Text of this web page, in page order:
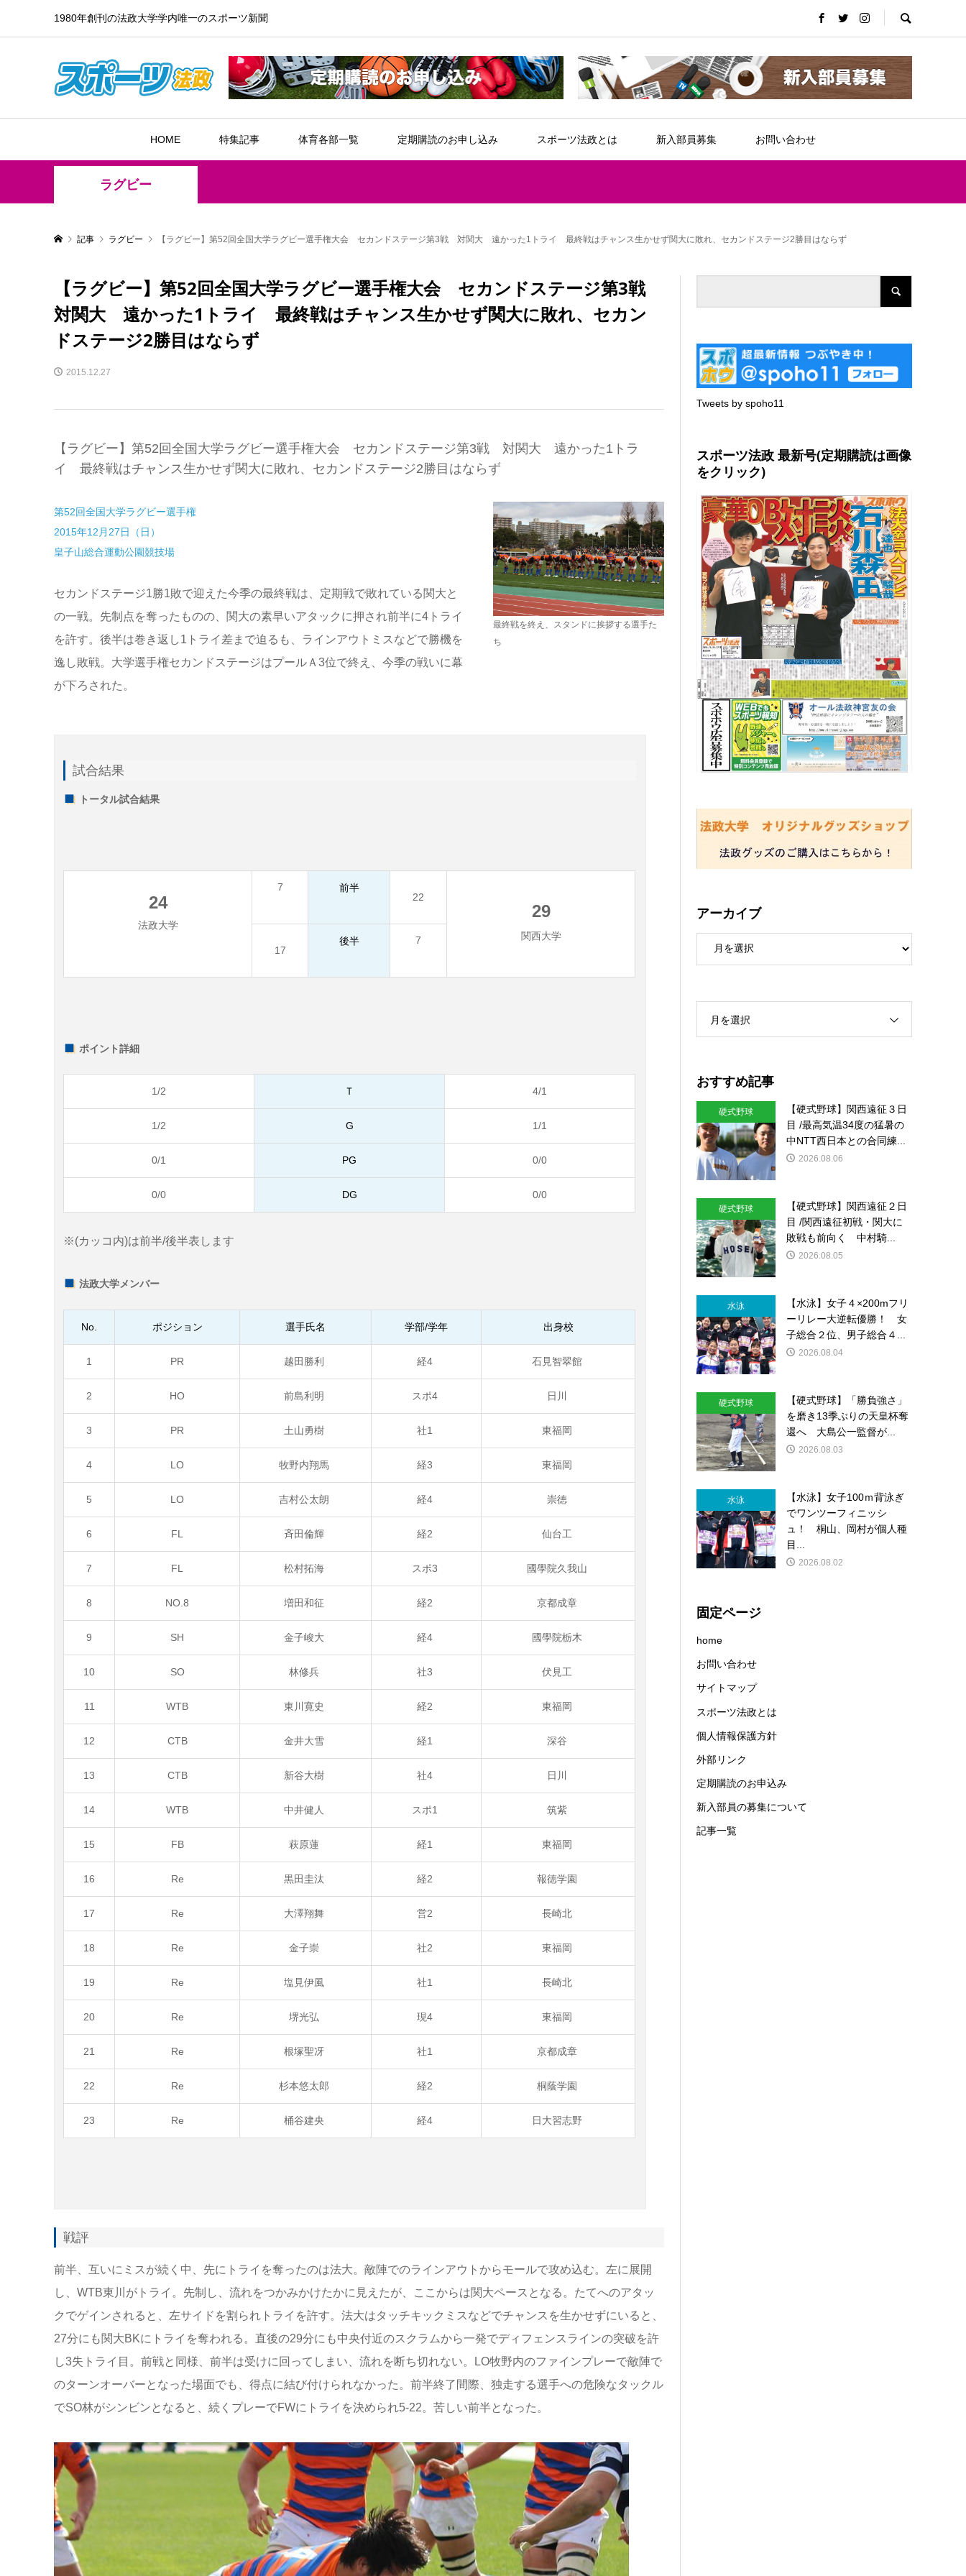
1980年創刊の法政大学学内唯一のスポーツ新聞
HOME 特集記事 体育各部一覧 定期購読のお申し込み スポーツ法政とは 新入部員募集 お問い合わせ
ラグビー
記事 ラグビー 【ラグビー】第52回全国大学ラグビー選手権大会 セカンドステージ第3戦 対関大 遠かった1トライ 最終戦はチャンス生かせず関大に敗れ、セカンドステージ2勝目はならず
【ラグビー】第52回全国大学ラグビー選手権大会 セカンドステージ第3戦
対関大 遠かった1トライ 最終戦はチャンス生かせず関大に敗れ、セカン
ドステージ2勝目はならず
2015.12.27
【ラグビー】第52回全国大学ラグビー選手権大会 セカンドステージ第3戦 対関大 遠かった1トラ
イ 最終戦はチャンス生かせず関大に敗れ、セカンドステージ2勝目はならず
第52回全国大学ラグビー選手権
2015年12月27日（日）
皇子山総合運動公園競技場
セカンドステージ1勝1敗で迎えた今季の最終戦は、定期戦で敗れている関大と
の一戦。先制点を奪ったものの、関大の素早いアタックに押され前半に4トライ
を許す。後半は巻き返し1トライ差まで迫るも、ラインアウトミスなどで勝機を
逸し敗戦。大学選手権セカンドステージはプールＡ3位で終え、今季の戦いに幕
が下ろされた。
最終戦を終え、スタンドに挨拶する選手た
ち
試合結果
トータル試合結果
24
法政大学
7
前半
22
29
関西大学
17
後半 7
ポイント詳細
1/2 Ｔ 4/1
1/2 G 1/1
0/1 PG 0/0
0/0 DG 0/0
※(カッコ内)は前半/後半表します
法政大学メンバー
No. ポジション 選手氏名 学部/学年 出身校
1 PR 越田勝利 経4 石見智翠館
2 HO 前島利明 スポ4 日川
3 PR 土山勇樹 社1 東福岡
4 LO 牧野内翔馬 経3 東福岡
5 LO 吉村公太朗 経4 崇徳
6 FL 斉田倫輝 経2 仙台工
7 FL 松村拓海 スポ3 國學院久我山
8 NO.8 増田和征 経2 京都成章
9 SH 金子峻大 経4 國學院栃木
10 SO 林修兵 社3 伏見工
11 WTB 東川寛史 経2 東福岡
12 CTB 金井大雪 経1 深谷
13 CTB 新谷大樹 社4 日川
14 WTB 中井健人 スポ1 筑紫
15 FB 萩原蓮 経1 東福岡
16 Re 黒田圭汰 経2 報徳学園
17 Re 大澤翔舞 営2 長崎北
18 Re 金子崇 社2 東福岡
19 Re 塩見伊風 社1 長崎北
20 Re 堺光弘 現4 東福岡
21 Re 根塚聖冴 社1 京都成章
22 Re 杉本悠太郎 経2 桐蔭学園
23 Re 桶谷建央 経4 日大習志野
戦評
前半、互いにミスが続く中、先にトライを奪ったのは法大。敵陣でのラインアウトからモールで攻め込む。左に展開
し、WTB東川がトライ。先制し、流れをつかみかけたかに見えたが、ここからは関大ペースとなる。たてへのアタッ
クでゲインされると、左サイドを割られトライを許す。法大はタッチキックミスなどでチャンスを生かせずにいると、
27分にも関大BKにトライを奪われる。直後の29分にも中央付近のスクラムから一発でディフェンスラインの突破を許
し3失トライ目。前戦と同様、前半は受けに回ってしまい、流れを断ち切れない。LO牧野内のファインプレーで敵陣で
のターンオーバーとなった場面でも、得点に結び付けられなかった。前半終了間際、独走する選手への危険なタックル
でSO林がシンビンとなると、続くプレーでFWにトライを決められ5-22。苦しい前半となった。
Tweets by spoho11
スポーツ法政 最新号(定期購読は画像
をクリック)
アーカイブ
月を選択
おすすめ記事
硬式野球
【硬式野球】関西遠征３日
目 /最高気温34度の猛暑の
中NTT西日本との合同練...
2026.08.06
硬式野球
【硬式野球】関西遠征２日
目 /関西遠征初戦・関大に
敗戦も前向く 中村騎...
2026.08.05
水泳
【水泳】女子４×200mフリ
ーリレー大逆転優勝！ 女
子総合２位、男子総合４...
2026.08.04
硬式野球
【硬式野球】「勝負強さ」
を磨き13季ぶりの天皇杯奪
還へ 大島公一監督が...
2026.08.03
水泳
【水泳】女子100ｍ背泳ぎ
でワンツーフィニッシ
ュ！ 桐山、岡村が個人種
目...
2026.08.02
固定ページ
home
お問い合わせ
サイトマップ
スポーツ法政とは
個人情報保護方針
外部リンク
定期購読のお申込み
新入部員の募集について
記事一覧